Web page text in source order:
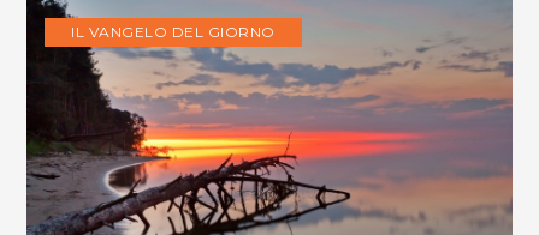
IL VANGELO DEL GIORNO